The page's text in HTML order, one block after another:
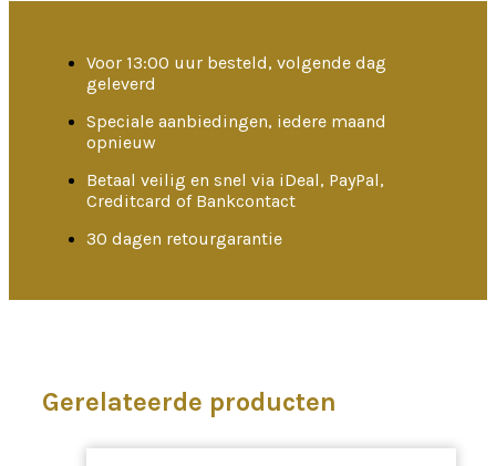
Voor 13:00 uur besteld, volgende dag
geleverd
Speciale aanbiedingen, iedere maand
opnieuw
Betaal veilig en snel via iDeal, PayPal,
Creditcard of Bankcontact
30 dagen retourgarantie
Gerelateerde producten